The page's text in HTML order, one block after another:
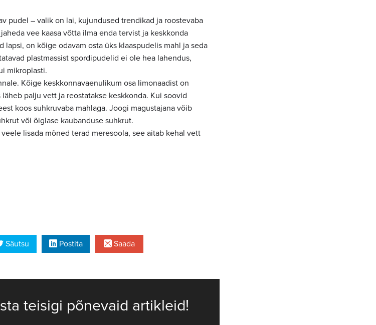
pudel – valik on lai, kujundused trendikad ja roostevaba
vee kaasa võtta ilma enda tervist ja keskkonda
lapsi, on kõige odavam osta üks klaaspudelis mahl ja seda
plastmassist spordipudelid ei ole hea lahendus,
mikroplasti.
Kõige keskkonnavaenulikum osa limonaadist on
palju vett ja reostatakse keskkonda. Kui soovid
koos suhkruvaba mahlaga. Joogi magustajana võib
või õiglase kaubanduse suhkrut.
lisada mõned terad meresoola, see aitab kehal vett
Säutsu Postita Saada
teisigi põnevaid artikleid!